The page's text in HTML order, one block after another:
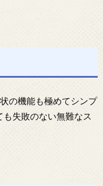
の機能も極めてシンプ
失敗のない無難なス